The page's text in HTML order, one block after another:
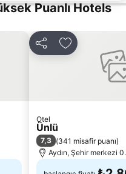
Puanlı Hotels
Paylaş Favorilerime
Otel
Ünlü
7,3 (341 misafir puanı)
Aydın, Şehir merkezi